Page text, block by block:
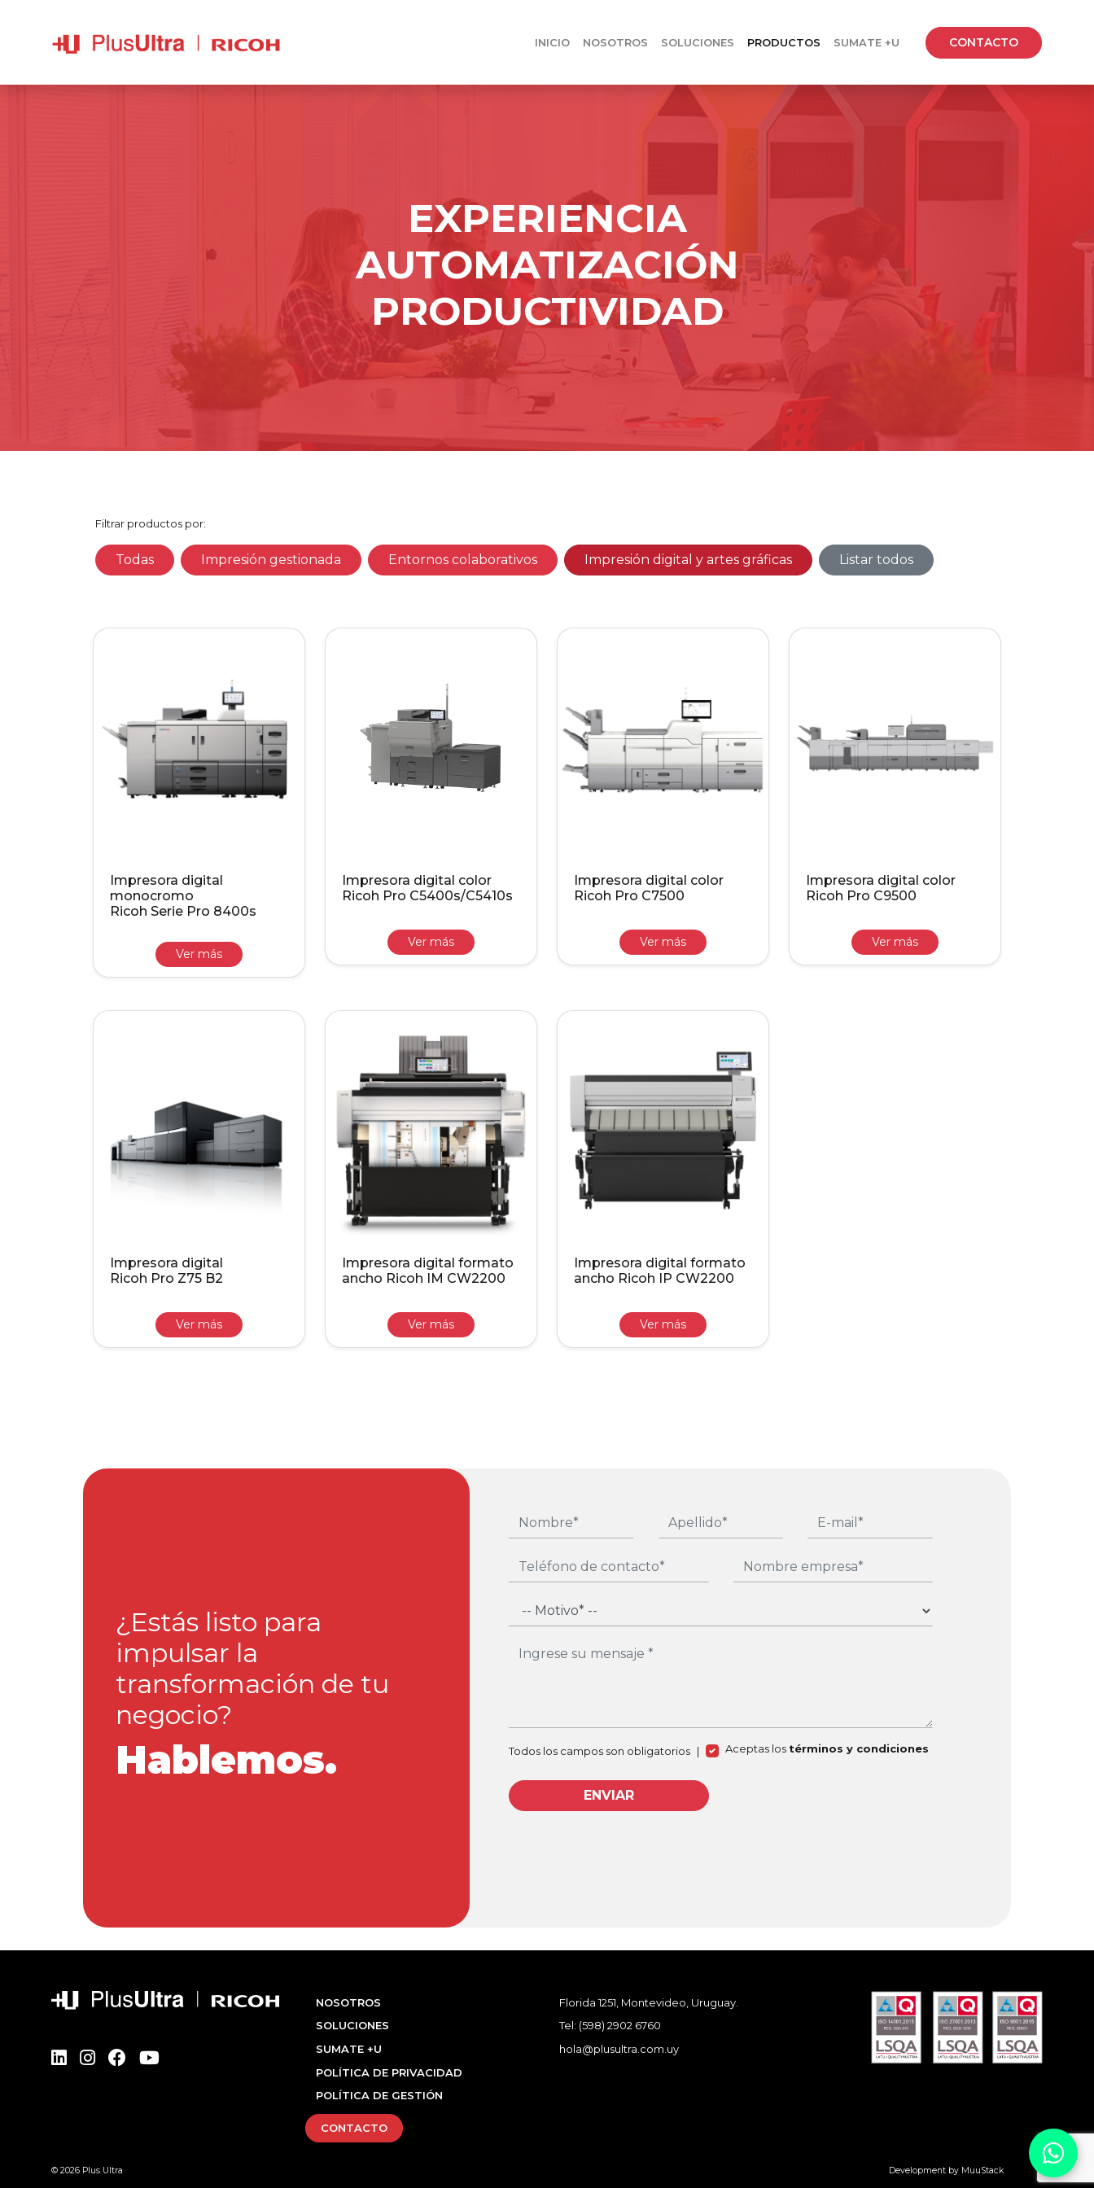
INICIO NOSOTROS SOLUCIONES PRODUCTOS SUMATE +U CONTACTO
EXPERIENCIA
AUTOMATIZACIÓN
PRODUCTIVIDAD
Filtrar productos por:
Todas Impresión gestionada Entornos colaborativos Impresión digital y artes gráficas Listar todos
Impresora digital
monocromo
Ricoh Serie Pro 8400s
Ver más
Impresora digital color
Ricoh Pro C5400s/C5410s
Ver más
Impresora digital color
Ricoh Pro C7500
Ver más
Impresora digital color
Ricoh Pro C9500
Ver más
Impresora digital
Ricoh Pro Z75 B2
Ver más
Impresora digital formato
ancho Ricoh IM CW2200
Ver más
Impresora digital formato
ancho Ricoh IP CW2200
Ver más
¿Estás listo para
impulsar la
transformación de tu
negocio?
Hablemos. Todos los campos son obligatorios | Aceptas los términos y condiciones
ENVIAR
NOSOTROS
SOLUCIONES
SUMATE +U
POLÍTICA DE PRIVACIDAD
POLÍTICA DE GESTIÓN
CONTACTO
Florida 1251, Montevideo, Uruguay.
Tel: (598) 2902 6760
hola@plusultra.com.uy
© 2026 Plus Ultra Development by MuuStack